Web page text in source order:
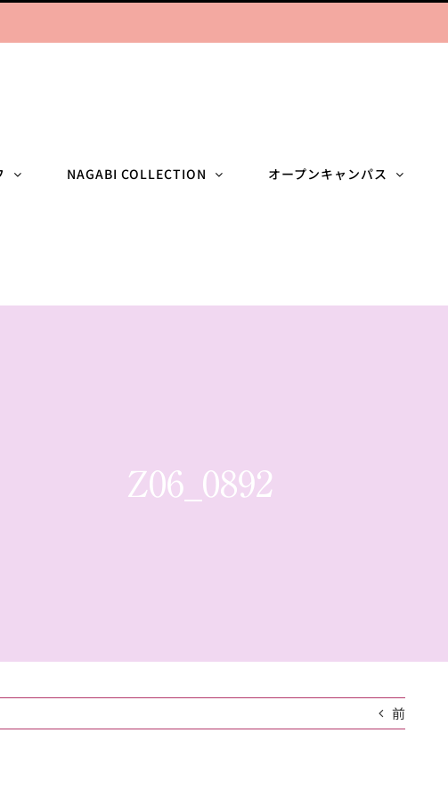
NAGABI COLLECTION オープンキャンパス
Z06_0892
前